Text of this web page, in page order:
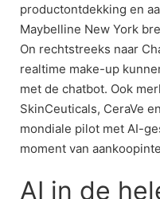
productontdekking en
Maybelline New York
On rechtstreeks naar
realtime make-up
met de chatbot. Ook
SkinCeuticals, CeraVe
mondiale pilot met AI-
moment van
AI in de